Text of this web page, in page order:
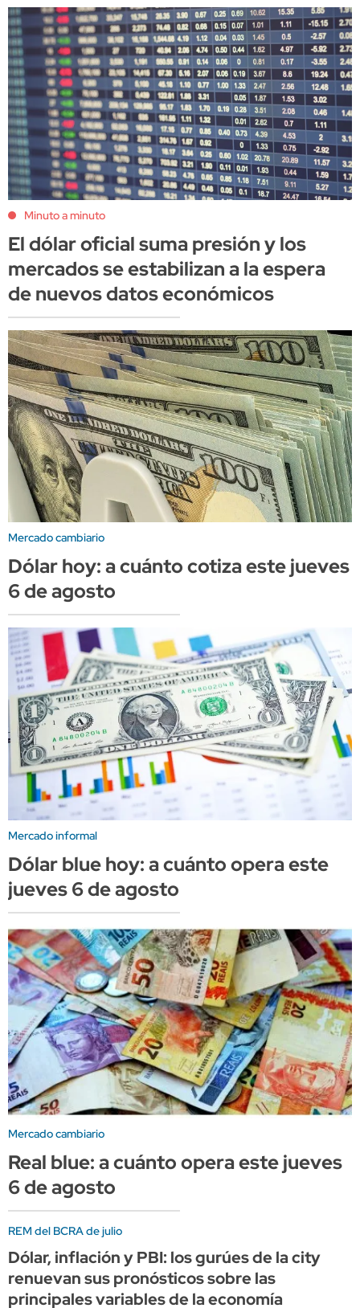
Minuto a minuto
El dólar oficial suma presión y los
mercados se estabilizan a la espera
de nuevos datos económicos
Mercado cambiario
Dólar hoy: a cuánto cotiza este jueves
6 de agosto
Mercado informal
Dólar blue hoy: a cuánto opera este
jueves 6 de agosto
Mercado cambiario
Real blue: a cuánto opera este jueves
6 de agosto
REM del BCRA de julio
Dólar, inflación y PBI: los gurúes de la city
renuevan sus pronósticos sobre las
principales variables de la economía